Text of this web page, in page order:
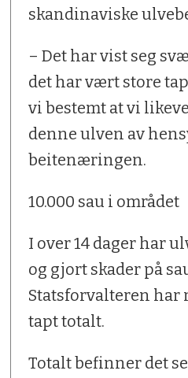
skandinaviske
– Det har vist seg
det har vært store
vi bestemt at vi
denne ulven av
beitenæringen.
10.000 sau i området
I over 14 dager har
og gjort skader på
Statsforvalteren har
tapt totalt.
Totalt befinner det